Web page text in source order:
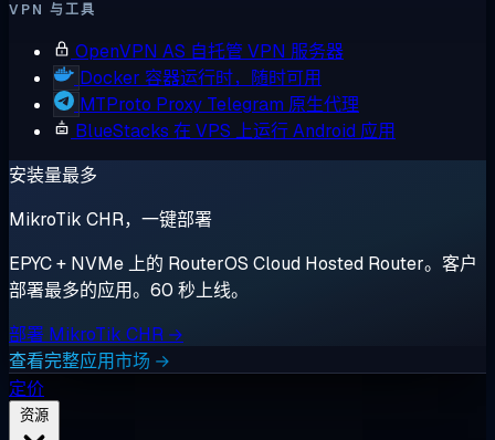
VPN 与工具
OpenVPN AS 自托管 VPN 服务器
Docker 容器运行时，随时可用
MTProto Proxy Telegram 原生代理
BlueStacks 在 VPS 上运行 Android 应用
安装量最多
MikroTik CHR，一键部署
EPYC + NVMe 上的 RouterOS Cloud Hosted Router。客户
部署最多的应用。60 秒上线。
部署 MikroTik CHR →
查看完整应用市场 →
定价